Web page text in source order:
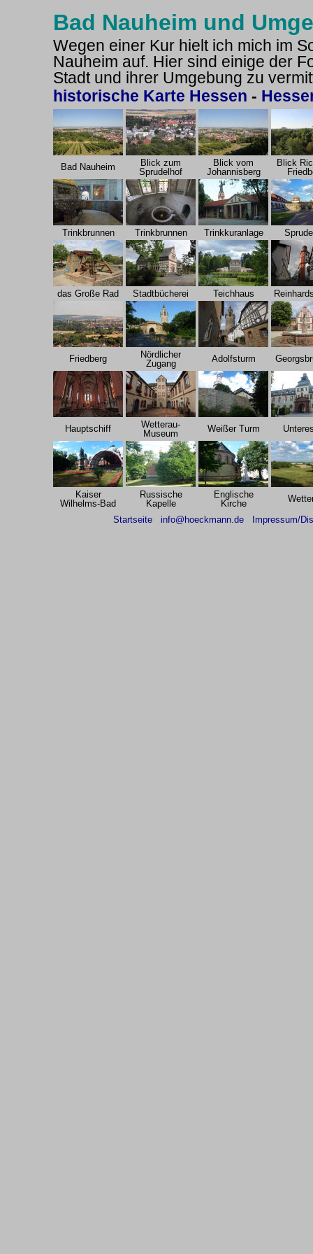
Bad Nauheim und
Wegen einer Kur hielt ich mich im
Nauheim auf. Hier sind einige der
Stadt und ihrer Umgebung zu
historische Karte Hessen -
Bad Nauheim
Blick zum
Sprudelhof
Blick vom
Johannisberg
Blick
Trinkbrunnen Trinkbrunnen Trinkkuranlage
das Große Rad Stadtbücherei Teichhaus
Friedberg
Nördlicher
Zugang
Adolfsturm
Hauptschiff
Wetterau-
Museum
Weißer Turm
Kaiser
Wilhelms-Bad
Russische
Kapelle
Englische
Kirche
Startseite
info@hoeckmann.de Impressum/